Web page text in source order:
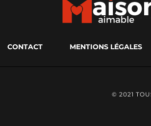
CONTACT MENTIONS LÉGALES
© 2021